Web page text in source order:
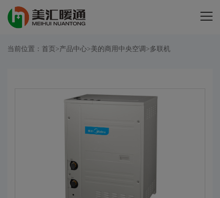
当前位置： 首页 >产品中心>美的商用中央空调 >多联机